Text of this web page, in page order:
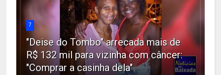
7
"Deise do Tombo" arrecada mais de
R$ 132 mil para vizinha com câncer:
"Comprar a casinha dela"